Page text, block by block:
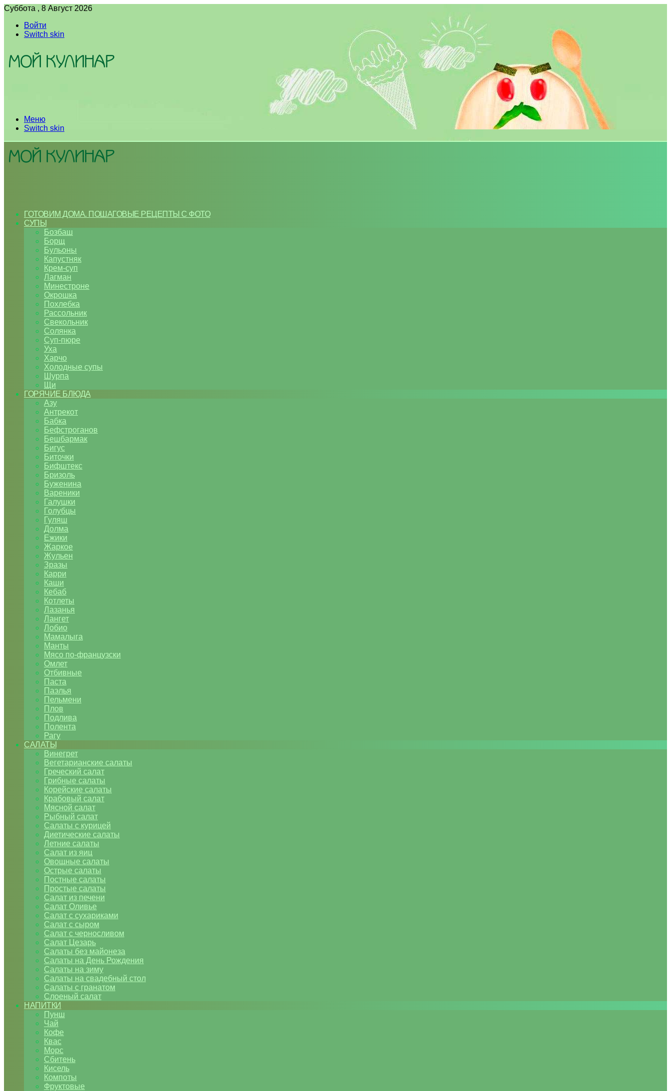
Суббота , 8 Август 2026
Войти
Switch skin
Меню
Switch skin
ГОТОВИМ ДОМА. ПОШАГОВЫЕ РЕЦЕПТЫ С ФОТО
СУПЫ
Бозбаш
Борщ
Бульоны
Капустняк
Крем-суп
Лагман
Минестроне
Окрошка
Похлебка
Рассольник
Свекольник
Солянка
Суп-пюре
Уха
Харчо
Холодные супы
Шурпа
Щи
ГОРЯЧИЕ БЛЮДА
Азу
Антрекот
Бабка
Бефстроганов
Бешбармак
Бигус
Биточки
Бифштекс
Бризоль
Буженина
Вареники
Галушки
Голубцы
Гуляш
Долма
Ежики
Жаркое
Жульен
Зразы
Карри
Каши
Кебаб
Котлеты
Лазанья
Лангет
Лобио
Мамалыга
Манты
Мясо по-французски
Омлет
Отбивные
Паста
Паэлья
Пельмени
Плов
Подлива
Полента
Рагу
САЛАТЫ
Винегрет
Вегетарианские салаты
Греческий салат
Грибные салаты
Корейские салаты
Крабовый салат
Мясной салат
Рыбный салат
Салаты с курицей
Диетические салаты
Летние салаты
Салат из яиц
Овощные салаты
Острые салаты
Постные салаты
Простые салаты
Салат из печени
Салат Оливье
Салат с сухариками
Салат с сыром
Салат с черносливом
Салат Цезарь
Салаты без майонеза
Салаты на День Рождения
Салаты на зиму
Салаты на свадебный стол
Салаты с гранатом
Слоеный салат
НАПИТКИ
Пунш
Чай
Кофе
Квас
Морс
Сбитень
Кисель
Компоты
Фруктовые